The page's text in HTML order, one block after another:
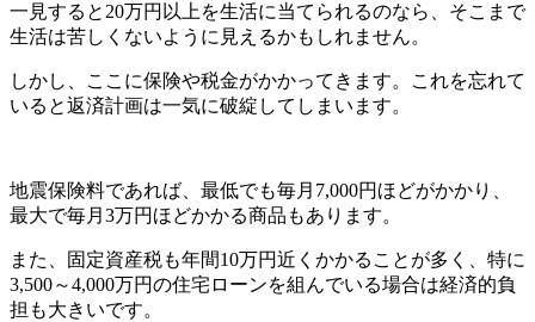
一見すると20万円以上を生活に当てられるのなら、そこまで
生活は苦しくないように見えるかもしれません。
しかし、ここに保険や税金がかかってきます。これを忘れて
いると返済計画は一気に破綻してしまいます。
地震保険料であれば、最低でも毎月7,000円ほどがかかり、
最大で毎月3万円ほどかかる商品もあります。
また、固定資産税も年間10万円近くかかることが多く、特に
3,500～4,000万円の住宅ローンを組んでいる場合は経済的負
担も大きいです。